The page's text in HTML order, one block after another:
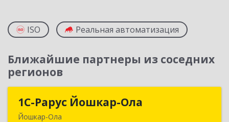
ISO Реальная автоматизация
Ближайшие партнеры из соседних
регионов
1С-Рарус Йошкар-Ола
Йошкар-Ола
1С-Рарус Йошкар-Ола